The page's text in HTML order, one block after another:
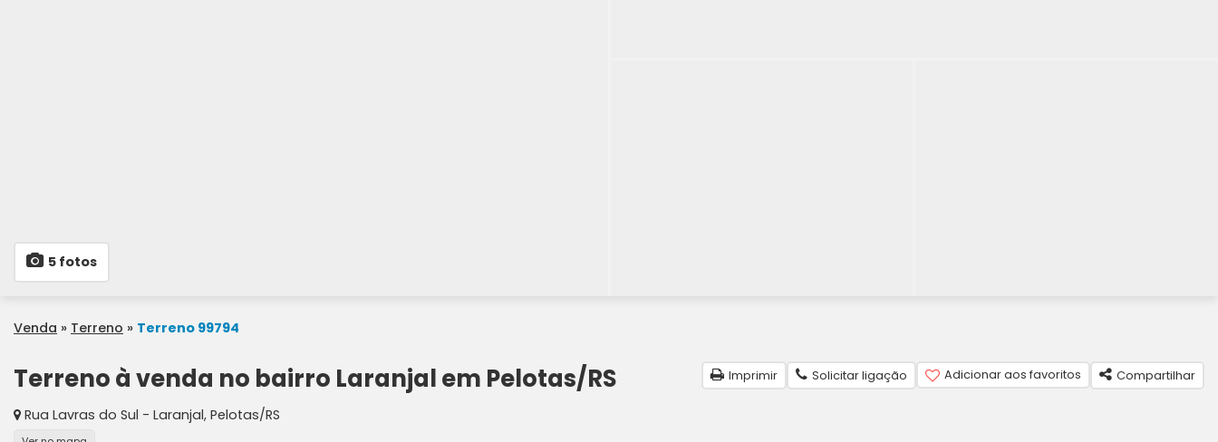
5 fotos
Venda » Terreno » Terreno 99794
Terreno à venda no bairro Laranjal em Pelotas/RS
Rua Lavras do Sul - Laranjal, Pelotas/RS
Imprimir Solicitar ligação Adicionar aos favoritos Compartilhar